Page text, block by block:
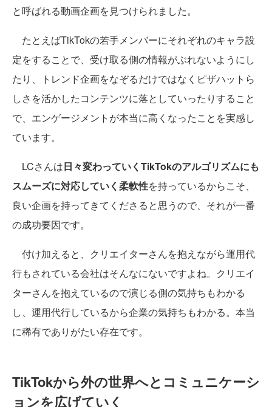
と呼ばれる動画企画を見つけられました。
たとえばTikTokの若手メンバーにそれぞれのキャラ設
定をすることで、受け取る側の情報がぶれないようにし
たり、トレンド企画をなぞるだけではなくピザハットら
しさを活かしたコンテンツに落としていったりすること
で、エンゲージメントが本当に高くなったことを実感し
ています。
LCさんは日々変わっていくTikTokのアルゴリズムにも
スムーズに対応していく柔軟性を持っているからこそ、
良い企画を持ってきてくださると思うので、それが一番
の成功要因です。
付け加えると、クリエイターさんを抱えながら運用代
行もされている会社はそんなにないですよね。クリエイ
ターさんを抱えているので演じる側の気持ちもわかる
し、運用代行しているから企業の気持ちもわかる。本当
に稀有でありがたい存在です。
TikTokから外の世界へとコミュニケーシ
ョンを広げていく